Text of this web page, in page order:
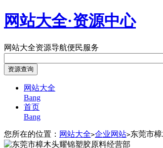
网站大全·资源中心
网站大全资源导航便民服务
网站大全
Bang
首页
Bang
您所在的位置： 网站大全>企业网站>东莞市